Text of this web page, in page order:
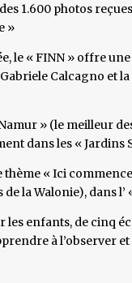
1.600 photos
»
le « FINN » offre
Calcagno et
» (le meilleur
dans les « Jardins
« Ici
la Walonie), dans l’
les enfants, de cinq
à l’observer